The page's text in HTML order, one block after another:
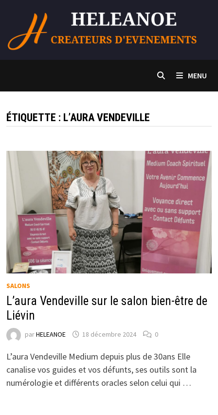
contenu
MENU
ÉTIQUETTE : L’AURA VENDEVILLE
SALONS
L’aura Vendeville sur le salon bien-être de
Liévin
parHELEANOE 18 décembre 2024 0
L’aura Vendeville Medium depuis plus de 30ans Elle
canalise vos guides et vos défunts, ses outils sont la
numérologie et différents oracles selon celui qui …